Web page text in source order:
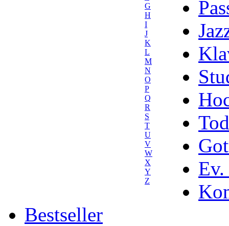
G
H
I
J
K
L
M
N
O
P
Q
R
S
T
U
V
W
X
Y
Z
Ev.
Bestseller